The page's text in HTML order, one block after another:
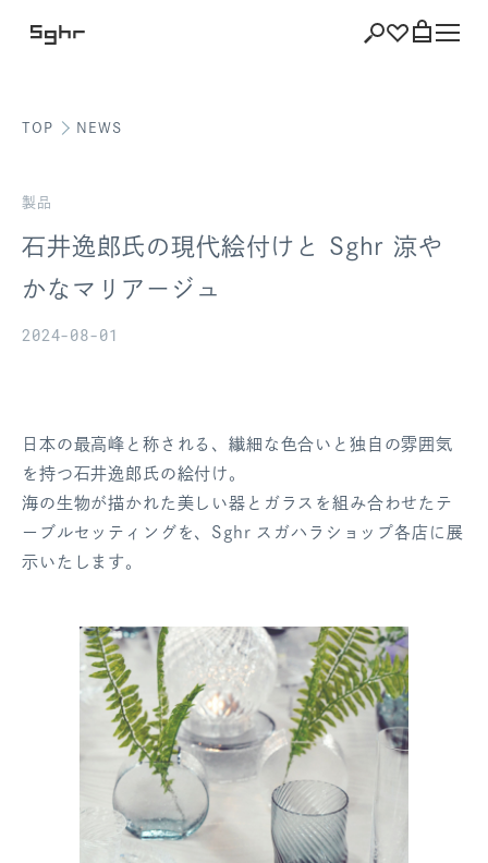
注文履歴
お気に入り
TOP NEWS
製品
石井逸郎氏の現代絵付けと Sghr 涼や
かなマリアージュ
2024-08-01
日本の最高峰と称される、繊細な色合いと独自の雰囲気
を持つ石井逸郎氏の絵付け。
海の生物が描かれた美しい器とガラスを組み合わせたテ
ーブルセッティングを、Sghr スガハラショップ各店に展
示いたします。